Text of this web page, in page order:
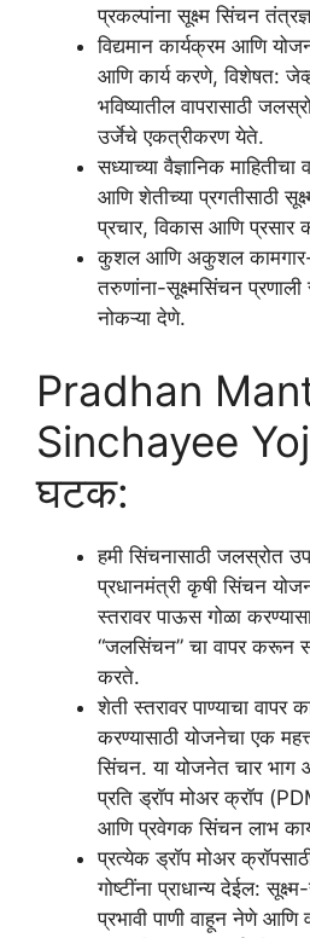
प्रकल्पांना सूक्ष्म सिंचन
विद्यमान कार्यक्रम आणि
आणि कार्य करणे, विशेषत:
भविष्यातील वापरासाठी
उर्जेचे एकत्रीकरण येते.
सध्याच्या वैज्ञानिक
आणि शेतीच्या प्रगतीसाठी
प्रचार, विकास आणि प्रसार
कुशल आणि अकुशल कामगार-
तरुणांना-सूक्ष्मसिंचन
नोकऱ्या देणे.
Pradhan
Sinchayee
घटक:
हमी सिंचनासाठी जलस्रोत
प्रधानमंत्री कृषी सिंचन
स्तरावर पाऊस गोळा
“जलसिंचन” चा वापर करून
करते.
शेती स्तरावर पाण्याचा वापर
करण्यासाठी योजनेचा एक
सिंचन. या योजनेत चार भाग
प्रति ड्रॉप मोअर क्रॉप
आणि प्रवेगक सिंचन लाभ
प्रत्येक ड्रॉप मोअर
गोष्टींना प्राधान्य देईल:
प्रभावी पाणी वाहून नेणे